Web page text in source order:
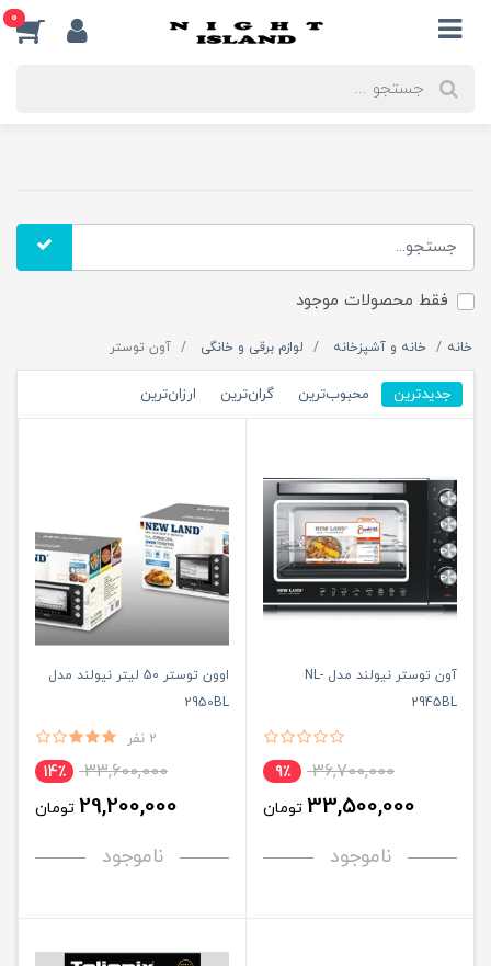
0
فقط محصولات موجود
خانه خانه و آشپزخانه لوازم برقی و خانگی آون توستر
جدیدترین محبوب‌ترین گران‌ترین ارزان‌ترین
آون توستر نیولند مدل NL-
2945BL
36,700,000 9٪
33,500,000 تومان
ناموجود
اوون توستر 50 لیتر نیولند مدل
2950BL
2 نفر
33,600,000 14٪
29,200,000 تومان
ناموجود